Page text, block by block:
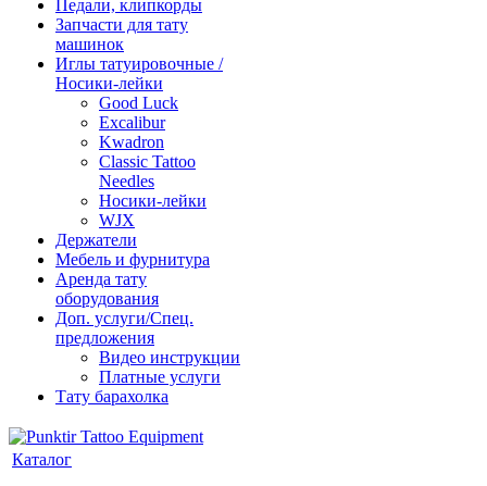
Педали, клипкорды
Запчасти для тату
машинок
Иглы татуировочные /
Носики-лейки
Good Luck
Excalibur
Kwadron
Classic Tattoo
Needles
Носики-лейки
WJX
Держатели
Мебель и фурнитура
Аренда тату
оборудования
Доп. услуги/Спец.
предложения
Видео инструкции
Платные услуги
Тату барахолка
Каталог